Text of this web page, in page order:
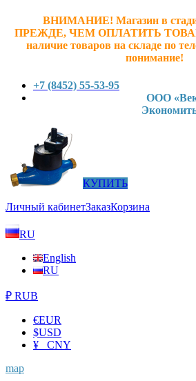
ВНИМАНИЕ! Магазин в
ПРЕЖДЕ, ЧЕМ ОПЛАТИТЬ
наличие товаров на складе по
понимание!
+7 (8452) 55-53-95
ООО
Экономить с
КУПИТЬ
Личный кабинетЗаказКорзина
RU
English
RU
₽ RUB
€EUR
$USD
¥ CNY
map